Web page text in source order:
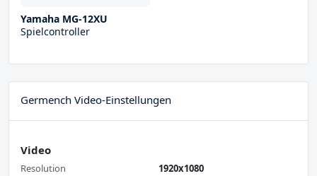
Yamaha MG-12XU
Spielcontroller
Germench Video-Einstellungen
Video
Resolution
1920x1080